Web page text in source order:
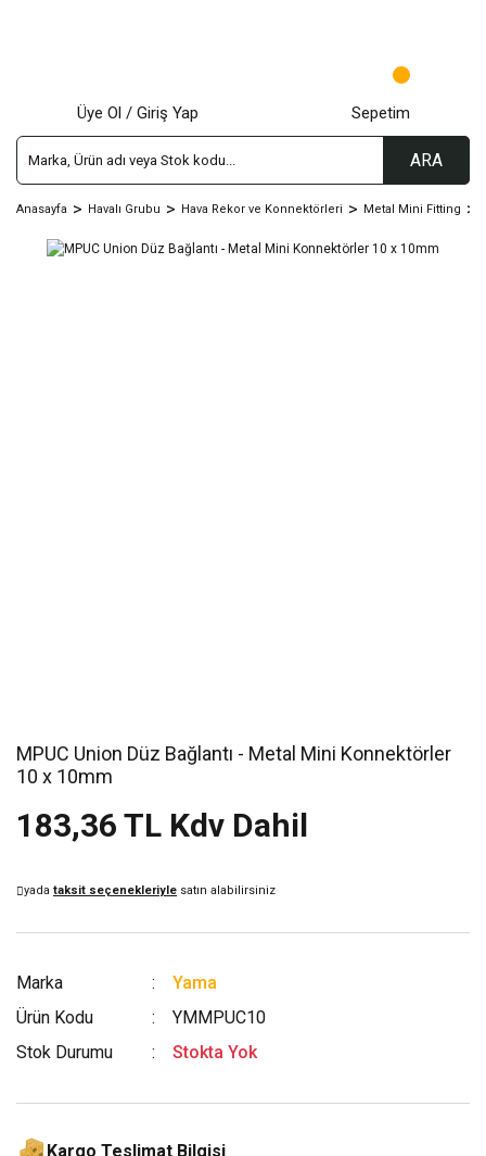
ARA
Üye Ol / Giriş Yap Sepetim
Anasayfa Havalı Grubu Hava Rekor ve Konnektörleri Metal Mini Fitting
MPUC Union Düz Bağlantı - Metal Mini Konnektörler
10 x 10mm
183,36 TL Kdv Dahil
yada taksit seçenekleriyle satın alabilirsiniz
Marka
Yama
Ürün Kodu
YMMPUC10
Stok Durumu
Stokta Yok
Kargo Teslimat Bilgisi